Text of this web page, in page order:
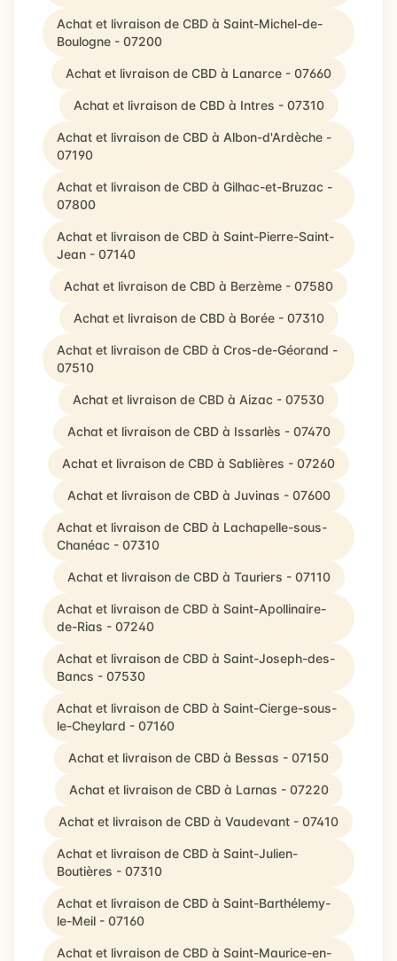
Achat et livraison de CBD à Saint-Michel-de-
Boulogne - 07200
Achat et livraison de CBD à Lanarce - 07660
Achat et livraison de CBD à Intres - 07310
Achat et livraison de CBD à Albon-d'Ardèche -
07190
Achat et livraison de CBD à Gilhac-et-Bruzac -
07800
Achat et livraison de CBD à Saint-Pierre-Saint-
Jean - 07140
Achat et livraison de CBD à Berzème - 07580
Achat et livraison de CBD à Borée - 07310
Achat et livraison de CBD à Cros-de-Géorand -
07510
Achat et livraison de CBD à Aizac - 07530
Achat et livraison de CBD à Issarlès - 07470
Achat et livraison de CBD à Sablières - 07260
Achat et livraison de CBD à Juvinas - 07600
Achat et livraison de CBD à Lachapelle-sous-
Chanéac - 07310
Achat et livraison de CBD à Tauriers - 07110
Achat et livraison de CBD à Saint-Apollinaire-
de-Rias - 07240
Achat et livraison de CBD à Saint-Joseph-des-
Bancs - 07530
Achat et livraison de CBD à Saint-Cierge-sous-
le-Cheylard - 07160
Achat et livraison de CBD à Bessas - 07150
Achat et livraison de CBD à Larnas - 07220
Achat et livraison de CBD à Vaudevant - 07410
Achat et livraison de CBD à Saint-Julien-
Boutières - 07310
Achat et livraison de CBD à Saint-Barthélemy-
le-Meil - 07160
Achat et livraison de CBD à Saint-Maurice-en-